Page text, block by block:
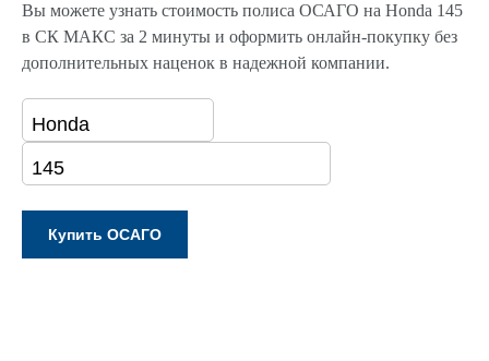
Вы можете узнать стоимость полиса ОСАГО на Honda 145
в СК МАКС за 2 минуты и оформить онлайн-покупку без
дополнительных наценок в надежной компании.